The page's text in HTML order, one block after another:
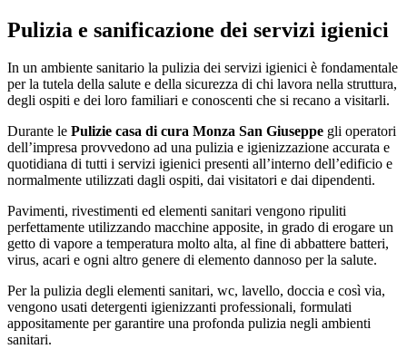
Pulizia e sanificazione dei servizi igienici
In un ambiente sanitario la pulizia dei servizi igienici è fondamentale
per la tutela della salute e della sicurezza di chi lavora nella struttura,
degli ospiti e dei loro familiari e conoscenti che si recano a visitarli.
Durante le Pulizie casa di cura Monza San Giuseppe gli operatori
dell’impresa provvedono ad una pulizia e igienizzazione accurata e
quotidiana di tutti i servizi igienici presenti all’interno dell’edificio e
normalmente utilizzati dagli ospiti, dai visitatori e dai dipendenti.
Pavimenti, rivestimenti ed elementi sanitari vengono ripuliti
perfettamente utilizzando macchine apposite, in grado di erogare un
getto di vapore a temperatura molto alta, al fine di abbattere batteri,
virus, acari e ogni altro genere di elemento dannoso per la salute.
Per la pulizia degli elementi sanitari, wc, lavello, doccia e così via,
vengono usati detergenti igienizzanti professionali, formulati
appositamente per garantire una profonda pulizia negli ambienti
sanitari.